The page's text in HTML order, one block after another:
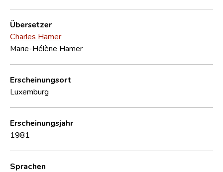
Übersetzer
Charles Hamer
Marie-Hélène Hamer
Erscheinungsort
Luxemburg
Erscheinungsjahr
1981
Sprachen